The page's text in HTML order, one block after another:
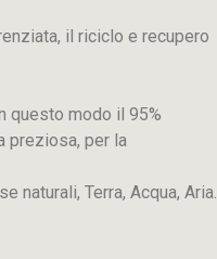
il riciclo e recupero
questo modo il 95%
preziosa, per la
naturali, Terra, Acqua, Aria.